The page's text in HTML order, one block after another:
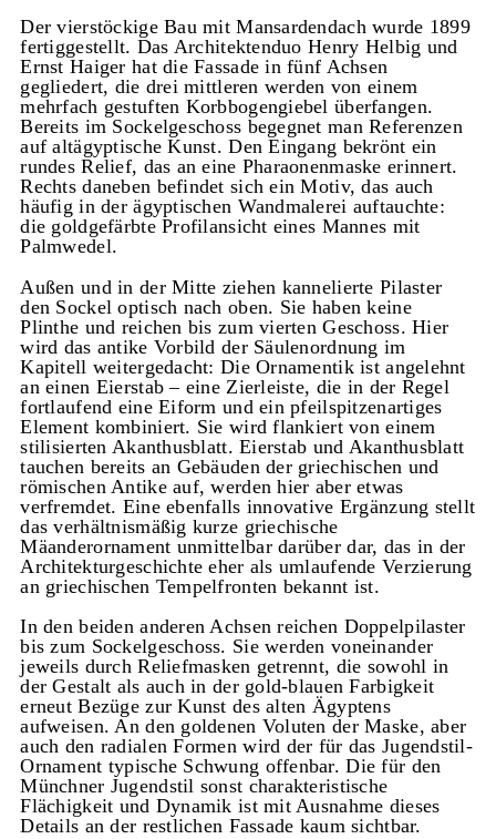
Der vierstöckige Bau mit Mansardendach wurde 1899
fertiggestellt. Das Architektenduo Henry Helbig und
Ernst Haiger hat die Fassade in fünf Achsen
gegliedert, die drei mittleren werden von einem
mehrfach gestuften Korbbogengiebel überfangen.
Bereits im Sockelgeschoss begegnet man Referenzen
auf altägyptische Kunst. Den Eingang bekrönt ein
rundes Relief, das an eine Pharaonenmaske erinnert.
Rechts daneben befindet sich ein Motiv, das auch
häufig in der ägyptischen Wandmalerei auftauchte:
die goldgefärbte Profilansicht eines Mannes mit
Palmwedel.
Außen und in der Mitte ziehen kannelierte Pilaster
den Sockel optisch nach oben. Sie haben keine
Plinthe und reichen bis zum vierten Geschoss. Hier
wird das antike Vorbild der Säulenordnung im
Kapitell weitergedacht: Die Ornamentik ist angelehnt
an einen Eierstab – eine Zierleiste, die in der Regel
fortlaufend eine Eiform und ein pfeilspitzenartiges
Element kombiniert. Sie wird flankiert von einem
stilisierten Akanthusblatt. Eierstab und Akanthusblatt
tauchen bereits an Gebäuden der griechischen und
römischen Antike auf, werden hier aber etwas
verfremdet. Eine ebenfalls innovative Ergänzung stellt
das verhältnismäßig kurze griechische
Mäanderornament unmittelbar darüber dar, das in der
Architekturgeschichte eher als umlaufende Verzierung
an griechischen Tempelfronten bekannt ist.
In den beiden anderen Achsen reichen Doppelpilaster
bis zum Sockelgeschoss. Sie werden voneinander
jeweils durch Reliefmasken getrennt, die sowohl in
der Gestalt als auch in der gold-blauen Farbigkeit
erneut Bezüge zur Kunst des alten Ägyptens
aufweisen. An den goldenen Voluten der Maske, aber
auch den radialen Formen wird der für das Jugendstil-
Ornament typische Schwung offenbar. Die für den
Münchner Jugendstil sonst charakteristische
Flächigkeit und Dynamik ist mit Ausnahme dieses
Details an der restlichen Fassade kaum sichtbar.